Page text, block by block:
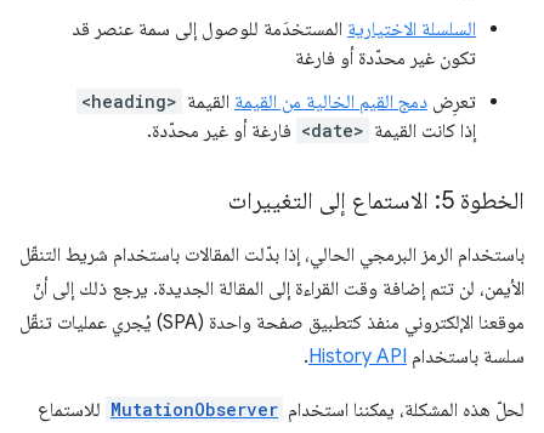
السلسلة الاختيارية المستخدَمة للوصول إلى سمة عنصر قد
تكون غير محدّدة أو فارغة
تعرِض دمج القيم الخالية من القيمة القيمة <heading>
إذا كانت القيمة <date> فارغة أو غير محدّدة.
الخطوة 5: الاستماع إلى التغييرات
باستخدام الرمز البرمجي الحالي، إذا بدّلت المقالات باستخدام شريط التنقّل
الأيمن، لن تتم إضافة وقت القراءة إلى المقالة الجديدة. يرجع ذلك إلى أنّ
موقعنا الإلكتروني منفذ كتطبيق صفحة واحدة (SPA) يُجري عمليات تنقّل
سلسة باستخدام History API
.
لحلّ هذه المشكلة، يمكننا استخدام MutationObserver للاستماع